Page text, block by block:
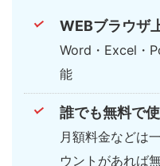
WEBブラウザ
Word・Excel・
能
誰でも無料で
月額料金などは
ウントがあれば